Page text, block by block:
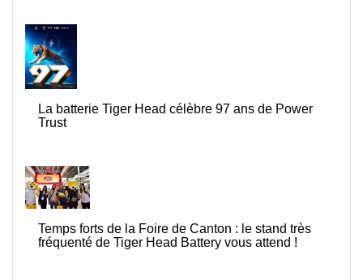
La batterie Tiger Head célèbre 97 ans de Power
Trust
Temps forts de la Foire de Canton : le stand très
fréquenté de Tiger Head Battery vous attend !